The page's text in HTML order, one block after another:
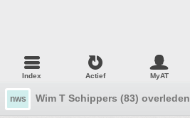
Index Actief MyAT
nws Wim T Schippers (83) overleden